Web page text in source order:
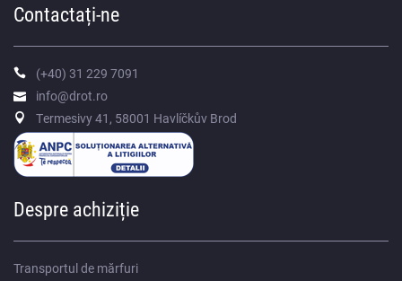
Contactați-ne
(+40) 31 229 7091
info@drot.ro
Termesivy 41, 58001 Havlíčkův Brod
Despre achiziție
Transportul de mărfuri